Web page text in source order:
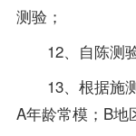
测验；
12、自陈测验
13、根据施测
A年龄常模；B地